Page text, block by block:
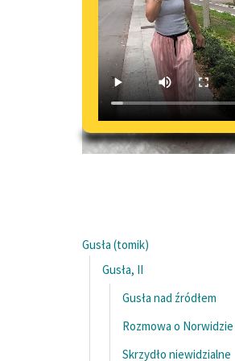
Gusła (tomik)
Gusła, II
Gusła nad źródłem
Rozmowa o Norwidzie
Skrzydło niewidzialne